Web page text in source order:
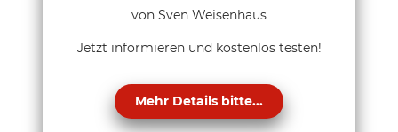
von Sven Weisenhaus
Jetzt informieren und kostenlos testen!
Mehr Details bitte...